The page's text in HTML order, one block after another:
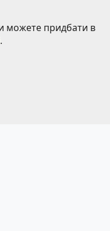
можете придбати в
.